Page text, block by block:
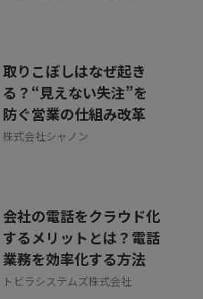
取りこぼしはなぜ起き
る？“見えない失注”を
防ぐ営業の仕組み改革
株式会社シャノン
会社の電話をクラウド化
するメリットとは？電話
業務を効率化する方法
トビラシステムズ株式会社